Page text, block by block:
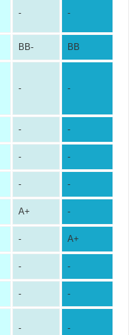
- -
BB- BB
- -
- -
- -
- -
A+ -
- A+
- -
- -
- -